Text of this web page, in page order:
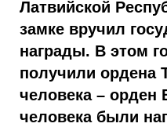
Латвийской
замке вручил
награды. В этом
получили ордена
человека – орден
человека были